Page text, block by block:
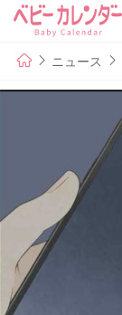
ニュース